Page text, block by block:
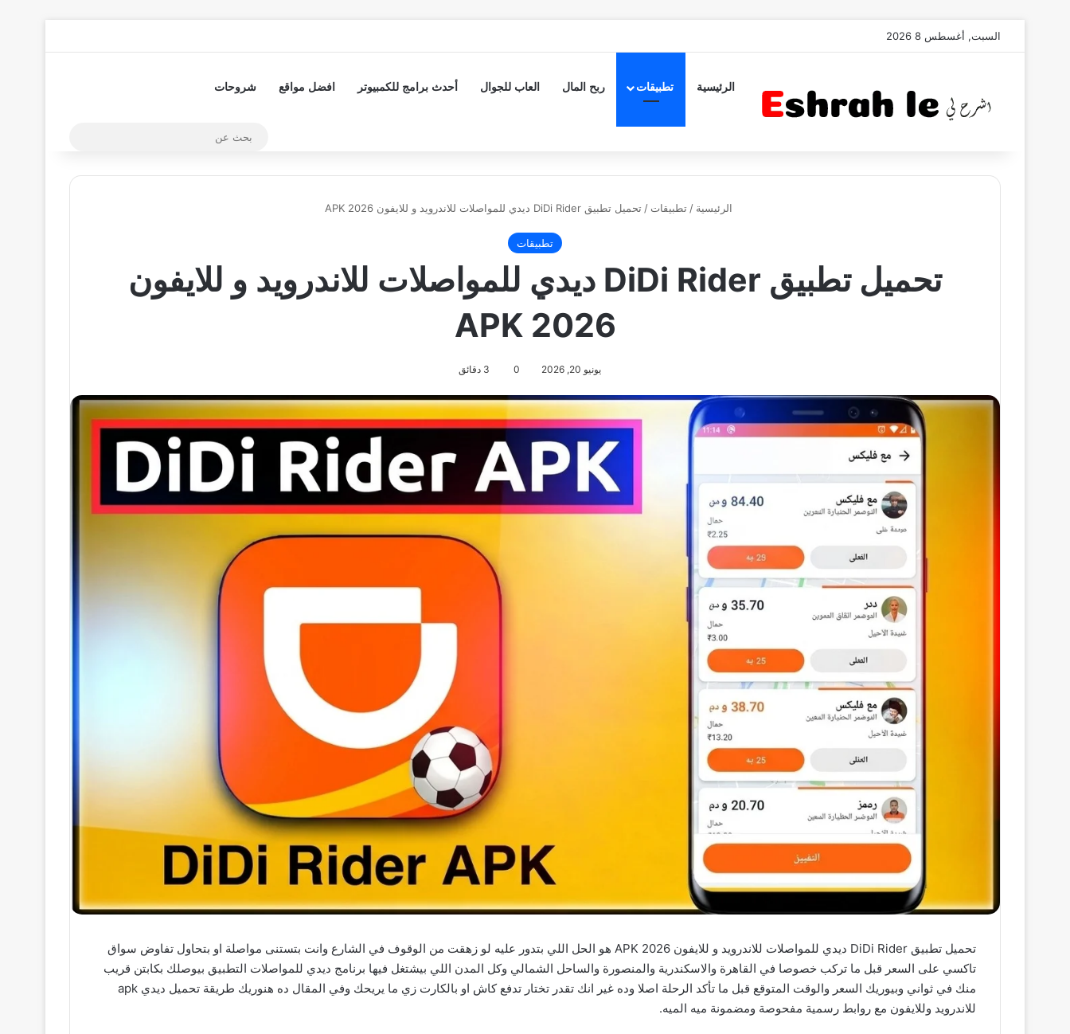
السبت, أغسطس 8 2026
الرئيسية تطبيقات ربح المال العاب للجوال أحدث برامج للكمبيوتر افضل مواقع شروحات
الرئيسية / تطبيقات / تحميل تطبيق DiDi Rider ديدي للمواصلات للاندرويد و للايفون APK 2026
تطبيقات
تحميل تطبيق DiDi Rider ديدي للمواصلات للاندرويد و للايفون
APK 2026
يونيو 20, 2026 0
تحميل تطبيق DiDi Rider ديدي للمواصلات للاندرويد و للايفون APK 2026 هو الحل اللي بتدور عليه لو زهقت من الوقوف في الشارع وانت بتستنى مواصلة او بتحاول تفاوض سواق
تاكسي على السعر قبل ما تركب خصوصا في القاهرة والاسكندرية والمنصورة والساحل الشمالي وكل المدن اللي بيشتغل فيها برنامج ديدي للمواصلات التطبيق بيوصلك بكابتن قريب
منك في ثواني وبيوريك السعر والوقت المتوقع قبل ما تأكد الرحلة اصلا وده غير انك تقدر تختار تدفع كاش او بالكارت زي ما يريحك وفي المقال ده هنوريك طريقة تحميل ديدي apk
للاندرويد وللايفون مع روابط رسمية مفحوصة ومضمونة ميه الميه.